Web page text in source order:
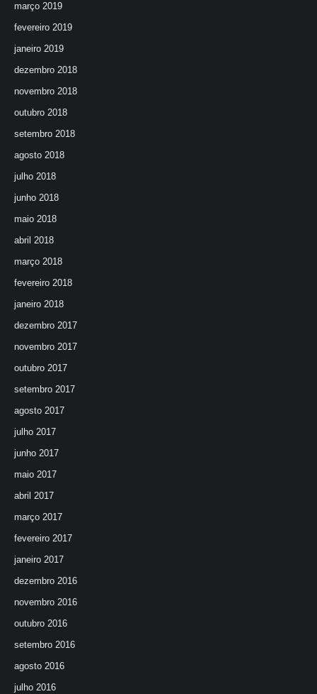
março 2019
fevereiro 2019
janeiro 2019
dezembro 2018
novembro 2018
outubro 2018
setembro 2018
agosto 2018
julho 2018
junho 2018
maio 2018
abril 2018
março 2018
fevereiro 2018
janeiro 2018
dezembro 2017
novembro 2017
outubro 2017
setembro 2017
agosto 2017
julho 2017
junho 2017
maio 2017
abril 2017
março 2017
fevereiro 2017
janeiro 2017
dezembro 2016
novembro 2016
outubro 2016
setembro 2016
agosto 2016
julho 2016